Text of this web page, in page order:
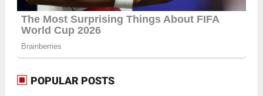
POPULAR POSTS